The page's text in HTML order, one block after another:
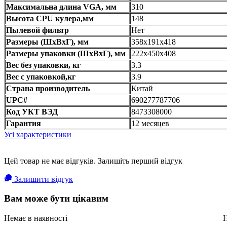
Максимальна длина VGA, мм
310
Высота CPU кулера,мм
148
Пылевой фильтр
Нет
Размеры (ШxВxГ), мм
358х191х418
Размеры упаковки (ШxВxГ), мм
222x450x408
Вес без упаковки, кг
3.3
Вес с упаковкой,кг
3.9
Страна производитель
Китай
UPC#
690277787706
Код УКТ ВЭД
8473308000
Гарантия
12 месяцев
Усі характеристики
Цей товар не має відгуків. Залишіть перший відгук
Залишити відгук
Вам може бути цікавим
Немає в наявності